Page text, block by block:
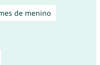
de menino